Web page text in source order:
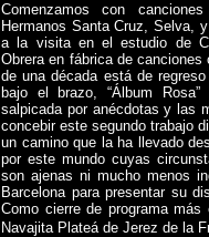
Comenzamos con
Hermanos Santa Cruz, Selva,
a la visita en el estudio de
Obrera en fábrica de
de una década está de
bajo el brazo, “Álbum
salpicada por anécdotas y las
concebir este segundo trabajo
un camino que la ha llevado
por este mundo cuyas
son ajenas ni mucho menos
Barcelona para presentar su
Como cierre de programa
Navajita Plateá de Jerez de la